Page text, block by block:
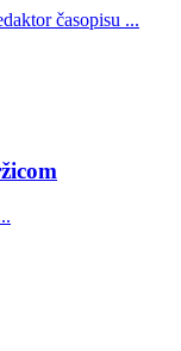
časopisu ...